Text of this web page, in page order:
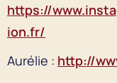
https://
ion.fr/
Aurélie : http://